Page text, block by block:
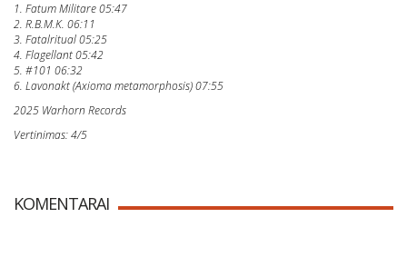
1. Fatum Militare 05:47
2. R.B.M.K. 06:11
3. Fatalritual 05:25
4. Flagellant 05:42
5. #101 06:32
6. Lavonakt (Axioma metamorphosis) 07:55
2025 Warhorn Records
Vertinimas: 4/5
KOMENTARAI